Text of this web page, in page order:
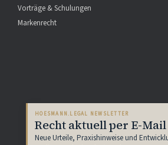
Vorträge & Schulungen
Markenrecht
HOESMANN.LEGAL NEWSLETTER
Recht aktuell per E-Mail
Neue Urteile, Praxishinweise und